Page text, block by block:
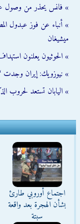
» فانس يحذر من وصول
» أنباء عن فوز عبدول
ميشيغان
» الحوثيون يعلنون
» نيوزويك: إيران وجدت
» اليابان تستعد لحروب
اجتماع أوروبي طارئ
بشأن الهجرة بعد واقعة
سبتة